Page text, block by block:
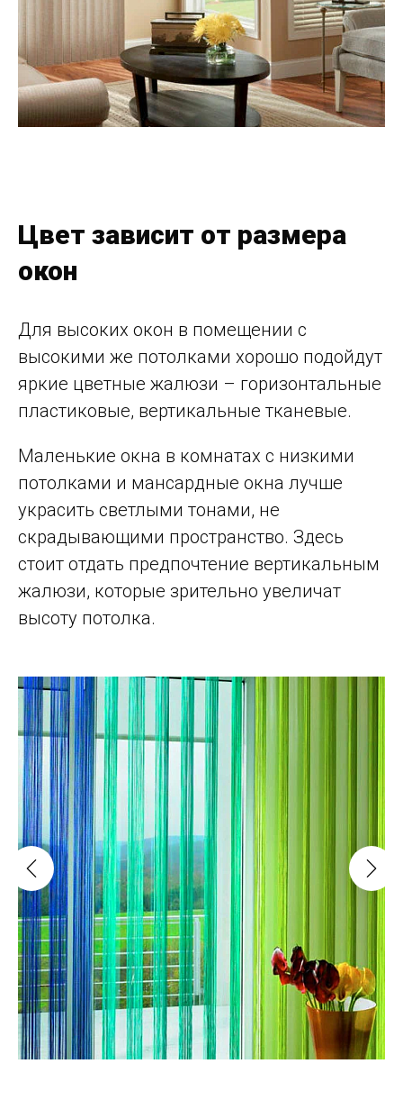
Цвет зависит от размера
окон
Для высоких окон в помещении с
высокими же потолками хорошо подойдут
яркие цветные жалюзи – горизонтальные
пластиковые, вертикальные тканевые.
Маленькие окна в комнатах с низкими
потолками и мансардные окна лучше
украсить светлыми тонами, не
скрадывающими пространство. Здесь
стоит отдать предпочтение вертикальным
жалюзи, которые зрительно увеличат
высоту потолка.